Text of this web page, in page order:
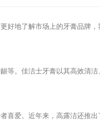
好地了解市场上的牙膏品牌
等。佳洁士牙膏以其高效清
喜爱。近年来，高露洁还推